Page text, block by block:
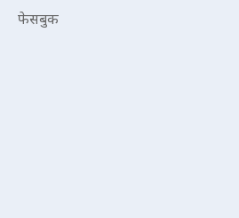
फेसबुक